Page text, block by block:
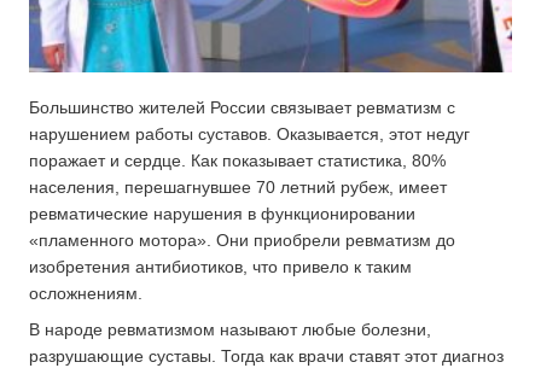
Большинство жителей России связывает ревматизм с
нарушением работы суставов. Оказывается, этот недуг
поражает и сердце. Как показывает статистика, 80%
населения, перешагнувшее 70 летний рубеж, имеет
ревматические нарушения в функционировании
«пламенного мотора». Они приобрели ревматизм до
изобретения антибиотиков, что привело к таким
осложнениям.
В народе ревматизмом называют любые болезни,
разрушающие суставы. Тогда как врачи ставят этот диагноз